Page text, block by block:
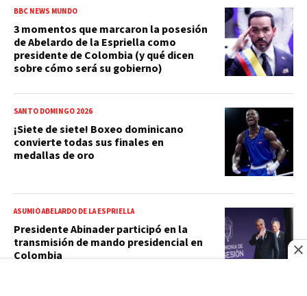
BBC NEWS MUNDO
3 momentos que marcaron la posesión
de Abelardo de la Espriella como
presidente de Colombia (y qué dicen
sobre cómo será su gobierno)
SANTO DOMINGO 2026
¡Siete de siete! Boxeo dominicano
convierte todas sus finales en
medallas de oro
ASUMIÓ ABELARDO DE LA ESPRIELLA
Presidente Abinader participó en la
transmisión de mando presidencial en
Colombia